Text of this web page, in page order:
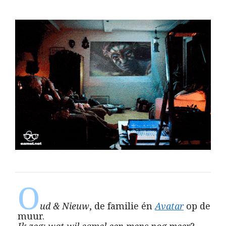
Oud & Nieuw, de familie énAvatarop de
muur.